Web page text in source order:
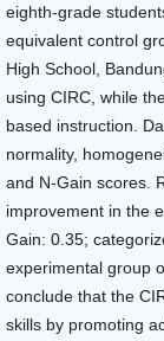
eighth-grade
equivalent control
High School,
using CIRC, while
based instruction.
normality,
and N-Gain scores.
improvement in the
Gain: 0.35;
experimental group
conclude that the
skills by promoting